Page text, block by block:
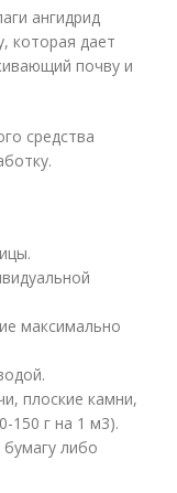
ангидрид
которая дает
почву и
средства
максимально
плоские камни,
150 г на 1 м3).
либо